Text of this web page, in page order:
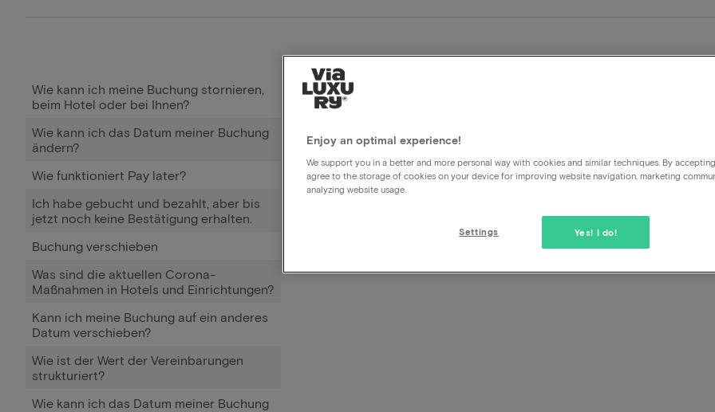
Wie kann ich meine Buchung stornieren,
beim Hotel oder bei Ihnen?
Wie kann ich das Datum meiner Buchung
ändern?
Wie funktioniert Pay later?
Ich habe gebucht und bezahlt, aber bis
jetzt noch keine Bestätigung erhalten.
Buchung verschieben
Was sind die aktuellen Corona-
Maßnahmen in Hotels und Einrichtungen?
Kann ich meine Buchung auf ein anderes
Datum verschieben?
Wie ist der Wert der Vereinbarungen
strukturiert?
Wie kann ich das Datum meiner Buchung
Sie haben keine
Das Hotel stellt eine begrenzte Anzahl von Zimmern mit
uns zur Verfügung. Diese ermäßigten Zimmer werden
Enjoy an optimal experience!
We support you in a better and more personal way with cookies and similar techniques. By
agree to the storage of cookies on your device for improving website navigation, marketing
analyzing website usage.
Yes! I do!
Settings